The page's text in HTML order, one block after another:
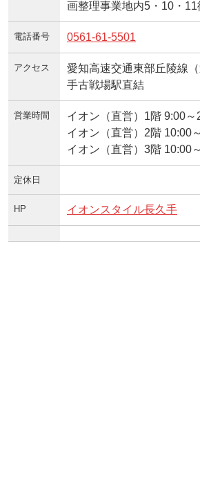
画整理事業地内5・10・
電話番号 0561-61-5501
アクセス
愛知高速交通東部丘陵線
手古戦場駅直結
営業時間
イオン（直営）1階 9:00～
イオン（直営）2階 10:00
イオン（直営）3階 10:00
定休日
HP イオンスタイル長久手